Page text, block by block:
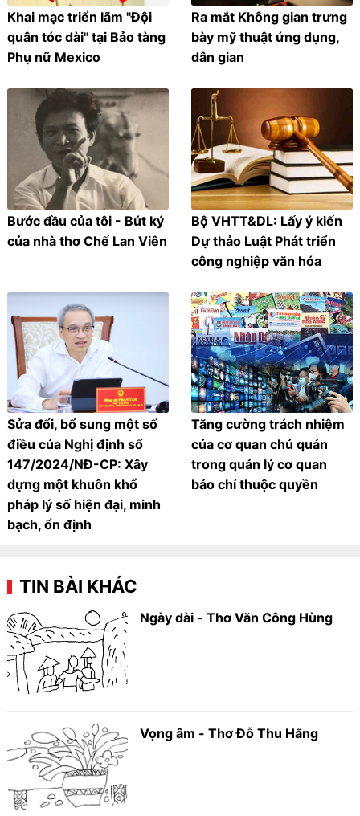
Khai mạc triển lãm "Đội
quân tóc dài" tại Bảo tàng
Phụ nữ Mexico
Ra mắt Không gian trưng
bày mỹ thuật ứng dụng,
dân gian
Bước đầu của tôi - Bút ký
của nhà thơ Chế Lan Viên
Bộ VHTT&DL: Lấy ý kiến
Dự thảo Luật Phát triển
công nghiệp văn hóa
Sửa đổi, bổ sung một số
điều của Nghị định số
147/2024/NĐ-CP: Xây
dựng một khuôn khổ
pháp lý số hiện đại, minh
bạch, ổn định
Tăng cường trách nhiệm
của cơ quan chủ quản
trong quản lý cơ quan
báo chí thuộc quyền
TIN BÀI KHÁC
Ngày dài - Thơ Văn Công Hùng
Vọng âm - Thơ Đỗ Thu Hằng